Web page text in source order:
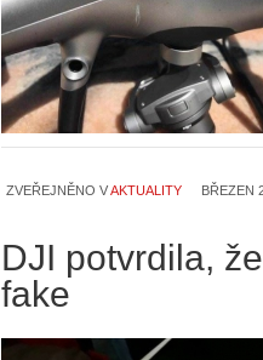
ZVEŘEJNĚNO VAKTUALITY BŘEZEN
DJI potvrdila,
fake